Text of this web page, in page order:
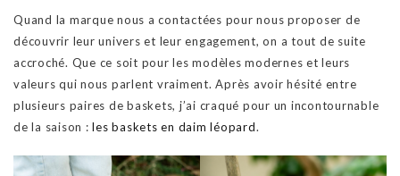
Quand la marque nous a contactées pour nous proposer de
découvrir leur univers et leur engagement, on a tout de suite
accroché. Que ce soit pour les modèles modernes et leurs
valeurs qui nous parlent vraiment. Après avoir hésité entre
plusieurs paires de baskets, j’ai craqué pour un incontournable
de la saison : les baskets en daim léopard.